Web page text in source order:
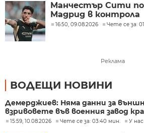
Манчестър Сити
Мадрид в контрола
16:50, 09.08.2026 Чете се за:
Реклама
ВОДЕЩИ НОВИНИ
Демерджиев: Няма данни за
взривовете във военния завод
15:59, 10.08.2026 Чете се за: 03:40 мин. У нас